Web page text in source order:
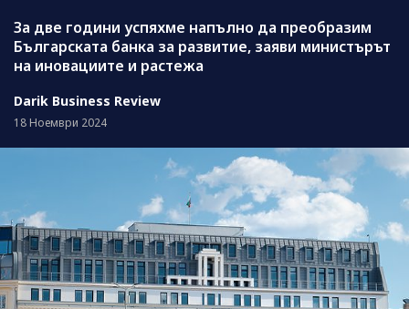
За две години успяхме напълно да преобразим
Българската банка за развитие, заяви министърът
на иновациите и растежа
Darik Business Review
18 Ноември 2024